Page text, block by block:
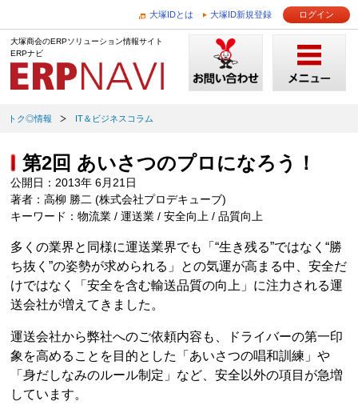
大塚IDとは 大塚ID新規登録 ログイン
大塚商会のERPソリューション情報サイト
ERPナビ
トク◎情報 IT＆ビジネスコラム
第2回 あいさつのプロになろう！
公開日：2013年 6月21日
著者：高柳 勝二 (株式会社プロデキューブ)
キーワード：物流業 / 運送業 / 安全向上 / 品質向上
多くの業界と同様に運送業界でも「“生き残る”ではなく“勝
ち抜く”の姿勢が求められる」との気運が高まる中、安全だ
けではなく「安全を含む輸送品質の向上」に注力される運
送会社が増えてきました。
運送会社から弊社へのご依頼内容も、ドライバーの第一印
象を高めることを目的とした「あいさつの唱和訓練」や
「身だしなみのルール制定」など、安全以外の項目が急増
しています。